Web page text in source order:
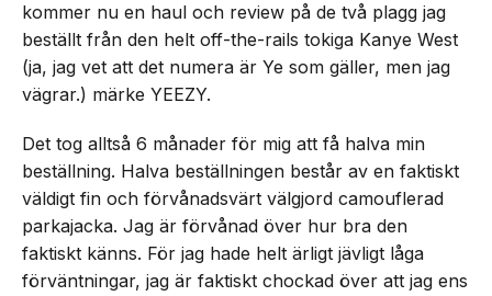
kommer nu en haul och review på de två plagg jag
beställt från den helt off-the-rails tokiga Kanye West
(ja, jag vet att det numera är Ye som gäller, men jag
vägrar.) märke YEEZY.
Det tog alltså 6 månader för mig att få halva min
beställning. Halva beställningen består av en faktiskt
väldigt fin och förvånadsvärt välgjord camouflerad
parkajacka. Jag är förvånad över hur bra den
faktiskt känns. För jag hade helt ärligt jävligt låga
förväntningar, jag är faktiskt chockad över att jag ens